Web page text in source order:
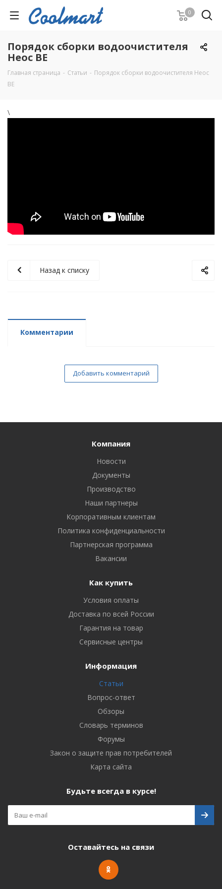
0
Порядок сборки водоочистителя
Неос ВЕ
Главная страница - Статьи - Порядок сборки водоочистителя Неос
ВЕ
\
Назад к списку
Комментарии
Добавить комментарий
Компания
Новости
Документы
Производство
Наши партнеры
Корпоративным клиентам
Политика конфиденциальности
Партнерская программа
Вакансии
Как купить
Условия оплаты
Доставка по всей России
Гарантия на товар
Сервисные центры
Информация
Статьи
Вопрос-ответ
Обзоры
Словарь терминов
Форумы
Закон о защите прав потребителей
Карта сайта
Будьте всегда в курсе!
Оставайтесь на связи